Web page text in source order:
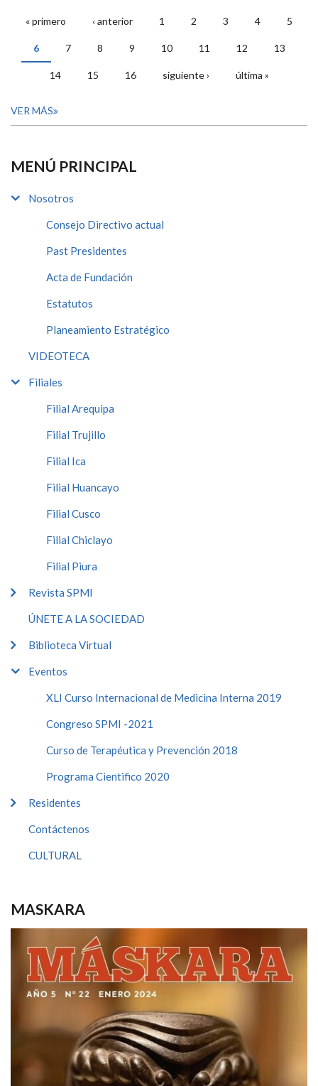
PÁGINAS
« primero ‹ anterior 1 2 3 4 5
6 7 8 9 10 11 12 13
14 15 16 siguiente › última »
VER MÁS
MENÚ PRINCIPAL
Nosotros
Consejo Directivo actual
Past Presidentes
Acta de Fundación
Estatutos
Planeamiento Estratégico
VIDEOTECA
Filiales
Filial Arequipa
Filial Trujillo
Filial Ica
Filial Huancayo
Filial Cusco
Filial Chiclayo
Filial Piura
Revista SPMI
ÚNETE A LA SOCIEDAD
Biblioteca Virtual
Eventos
XLI Curso Internacional de Medicina Interna 2019
Congreso SPMI -2021
Curso de Terapéutica y Prevención 2018
Programa Cientifico 2020
Residentes
Contáctenos
CULTURAL
MASKARA